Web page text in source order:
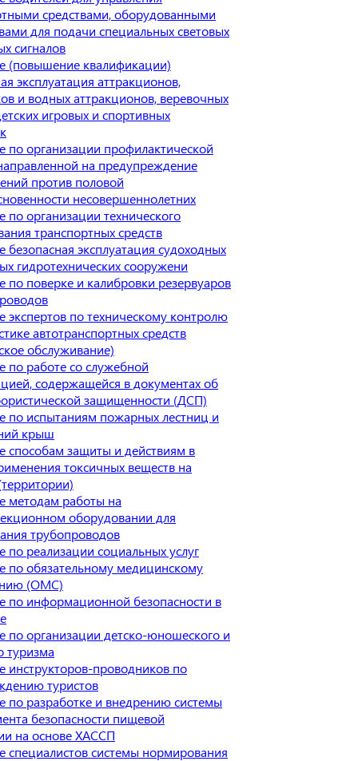
средствами, оборудованными
для подачи специальных световых
сигналов
(повышение квалификации)
эксплуатация аттракционов,
и водных аттракционов, веревочных
игровых и спортивных
по организации профилактической
на предупреждение
против половой
несовершеннолетних
по организации технического
транспортных средств
безопасная эксплуатация судоходных
гидротехнических сооружени
по поверке и калибровки резервуаров
экспертов по техническому контролю
автотранспортных средств
обслуживание)
по работе со служебной
содержащейся в документах об
защищенности (ДСП)
по испытаниям пожарных лестниц и
крыш
способам защиты и действиям в
токсичных веществ на
методам работы на
оборудовании для
трубопроводов
по реализации социальных услуг
по обязательному медицинскому
(ОМС)
по информационной безопасности в
по организации детско-юношеского и
туризма
инструкторов-проводников по
туристов
по разработке и внедрению системы
безопасности пищевой
на основе ХАССП
специалистов системы нормирования